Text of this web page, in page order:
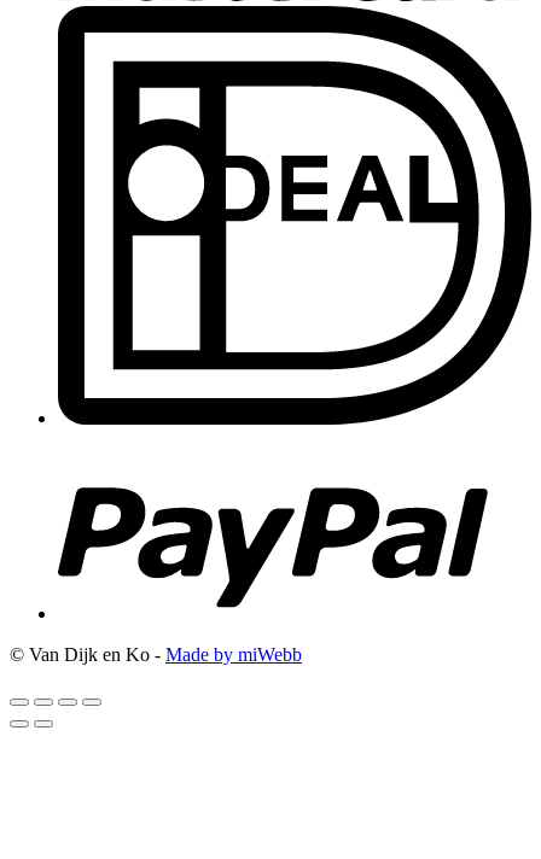
© Van Dijk en Ko - Made by miWebb